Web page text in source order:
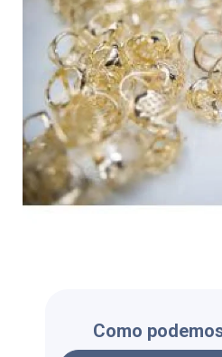
Como